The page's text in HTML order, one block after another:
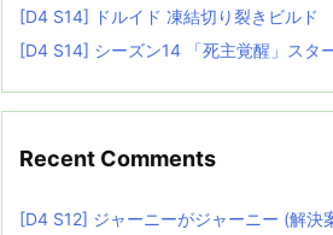
[D4 S14] ドルイド 凍結切り裂きビルド
[D4 S14] シーズン14 「死主覚醒」スタ
Recent Comments
[D4 S12] ジャーニーがジャーニー (解決